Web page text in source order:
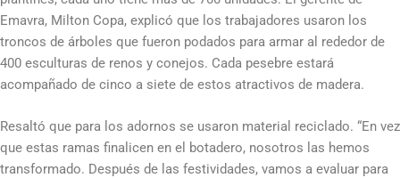
Emavra, Milton Copa, explicó que los trabajadores usaron los
troncos de árboles que fueron podados para armar al rededor de
400 esculturas de renos y conejos. Cada pesebre estará
acompañado de cinco a siete de estos atractivos de madera.
Resaltó que para los adornos se usaron material reciclado. “En vez
que estas ramas finalicen en el botadero, nosotros las hemos
transformado. Después de las festividades, vamos a evaluar para